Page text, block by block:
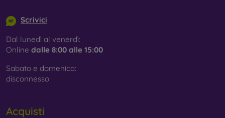
Scrivici
Dal lunedì al venerdì:
Online dalle 8:00 alle 15:00
Sabato e domenica:
disconnesso
Acquisti